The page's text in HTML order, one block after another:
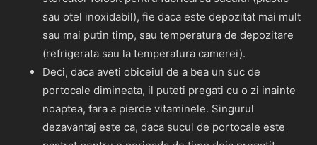
sau otel inoxidabil), fie daca este depozitat mai mult
sau mai putin timp, sau temperatura de depozitare
(refrigerata sau la temperatura camerei).
Deci, daca aveti obiceiul de a bea un suc de
portocale dimineata, il puteti pregati cu o zi inainte
noaptea, fara a pierde vitaminele. Singurul
dezavantaj este ca, daca sucul de portocale este